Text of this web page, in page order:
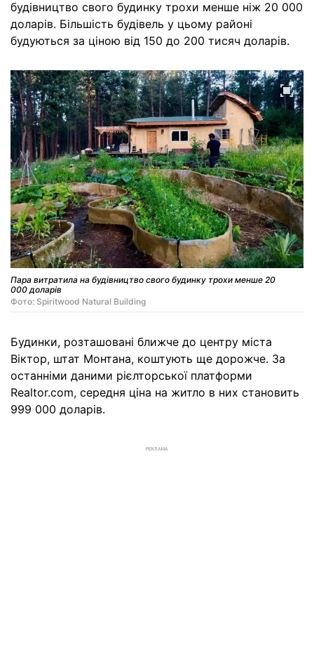
будівництво свого будинку трохи менше ніж 20 000
доларів. Більшість будівель у цьому районі
будуються за ціною від 150 до 200 тисяч доларів.
Пара витратила на будівництво свого будинку трохи менше 20
000 доларів
Фото: Spiritwood Natural Building
Будинки, розташовані ближче до центру міста
Віктор, штат Монтана, коштують ще дорожче. За
останніми даними рієлторської платформи
Realtor.com, середня ціна на житло в них становить
999 000 доларів.
РЕКЛАМА